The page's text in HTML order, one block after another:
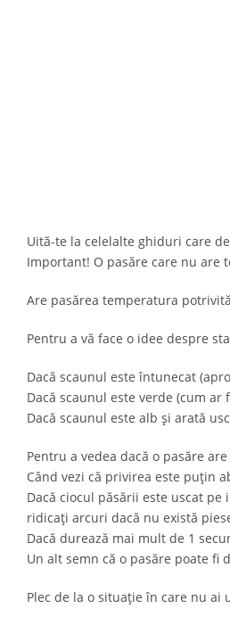
Uită-te la celelalte ghiduri care
Important! O pasăre care nu
Are pasărea temperatura
Pentru a vă face o idee despre
Dacă scaunul este întunecat
Dacă scaunul este verde (cum
Dacă scaunul este alb și arată
Pentru a vedea dacă o pasăre
Când vezi că privirea este puțin
Dacă ciocul păsării este uscat
ridicați arcuri dacă nu există
Dacă durează mai mult de 1
Un alt semn că o pasăre poate fi
Plec de la o situație în care nu